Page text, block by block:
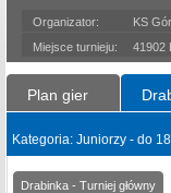
Organizator:
KS
Miejsce turnieju:
41902
Plan gier
Kategoria: Juniorzy - do
Drabinka - Turniej główny